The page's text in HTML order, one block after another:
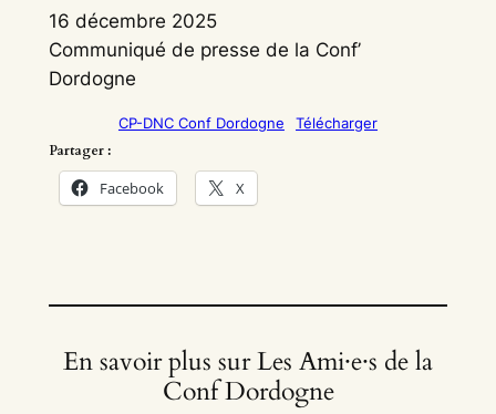
16 décembre 2025
Communiqué de presse de la Conf’
Dordogne
CP-DNC Conf Dordogne
Télécharger
Partager :
Facebook X
En savoir plus sur Les Ami·e·s de la
Conf Dordogne